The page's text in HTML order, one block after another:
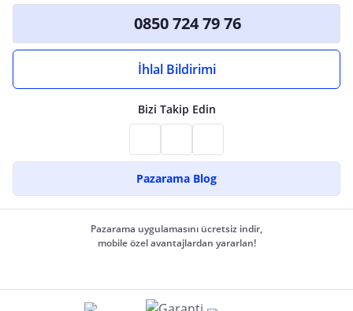
0850 724 79 76
İhlal Bildirimi
Bizi Takip Edin
Pazarama Blog
Pazarama uygulamasını ücretsiz indir,
mobile özel avantajlardan yararlan!